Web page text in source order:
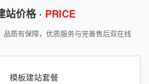
站价格 · PRICE
品质有保障，优质服务与完善售后双在线
模板建站套餐